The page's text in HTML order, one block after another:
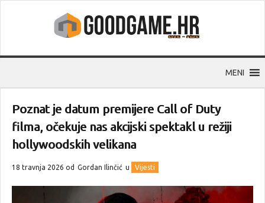
MENI
Poznat je datum premijere Call of Duty
filma, očekuje nas akcijski spektakl u režiji
hollywoodskih velikana
18 travnja 2026 od Gordan Ilinčić u Vijesti